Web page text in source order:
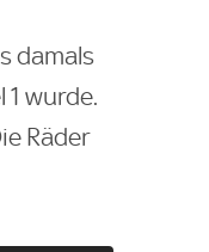
damals
wurde.
Räder